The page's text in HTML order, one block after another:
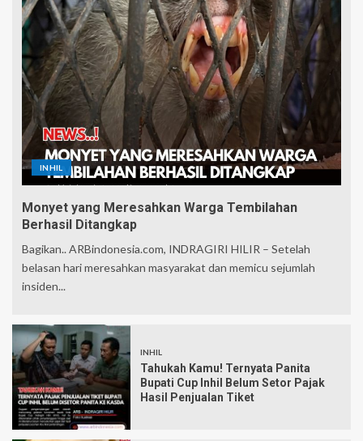
INHIL
Monyet yang Meresahkan Warga Tembilahan
Berhasil Ditangkap
Bagikan.. ARBindonesia.com, INDRAGIRI HILIR – Setelah
belasan hari meresahkan masyarakat dan memicu sejumlah
insiden...
INHIL
Tahukah Kamu! Ternyata Panita
Bupati Cup Inhil Belum Setor Pajak
Hasil Penjualan Tiket